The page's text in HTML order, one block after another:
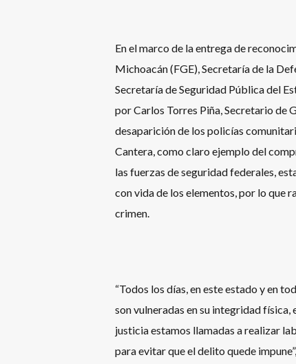
En el marco de la entrega de
Michoacán (FGE), Secretaría de la
Secretaría de Seguridad Pública del
por Carlos Torres Piña, Secretario de
desaparición de los policías
Cantera, como claro ejemplo del
las fuerzas de seguridad federales,
con vida de los elementos, por lo que
crimen.
“Todos los días, en este estado y en
son vulneradas en su integridad física,
justicia estamos llamadas a realizar
para evitar que el delito quede